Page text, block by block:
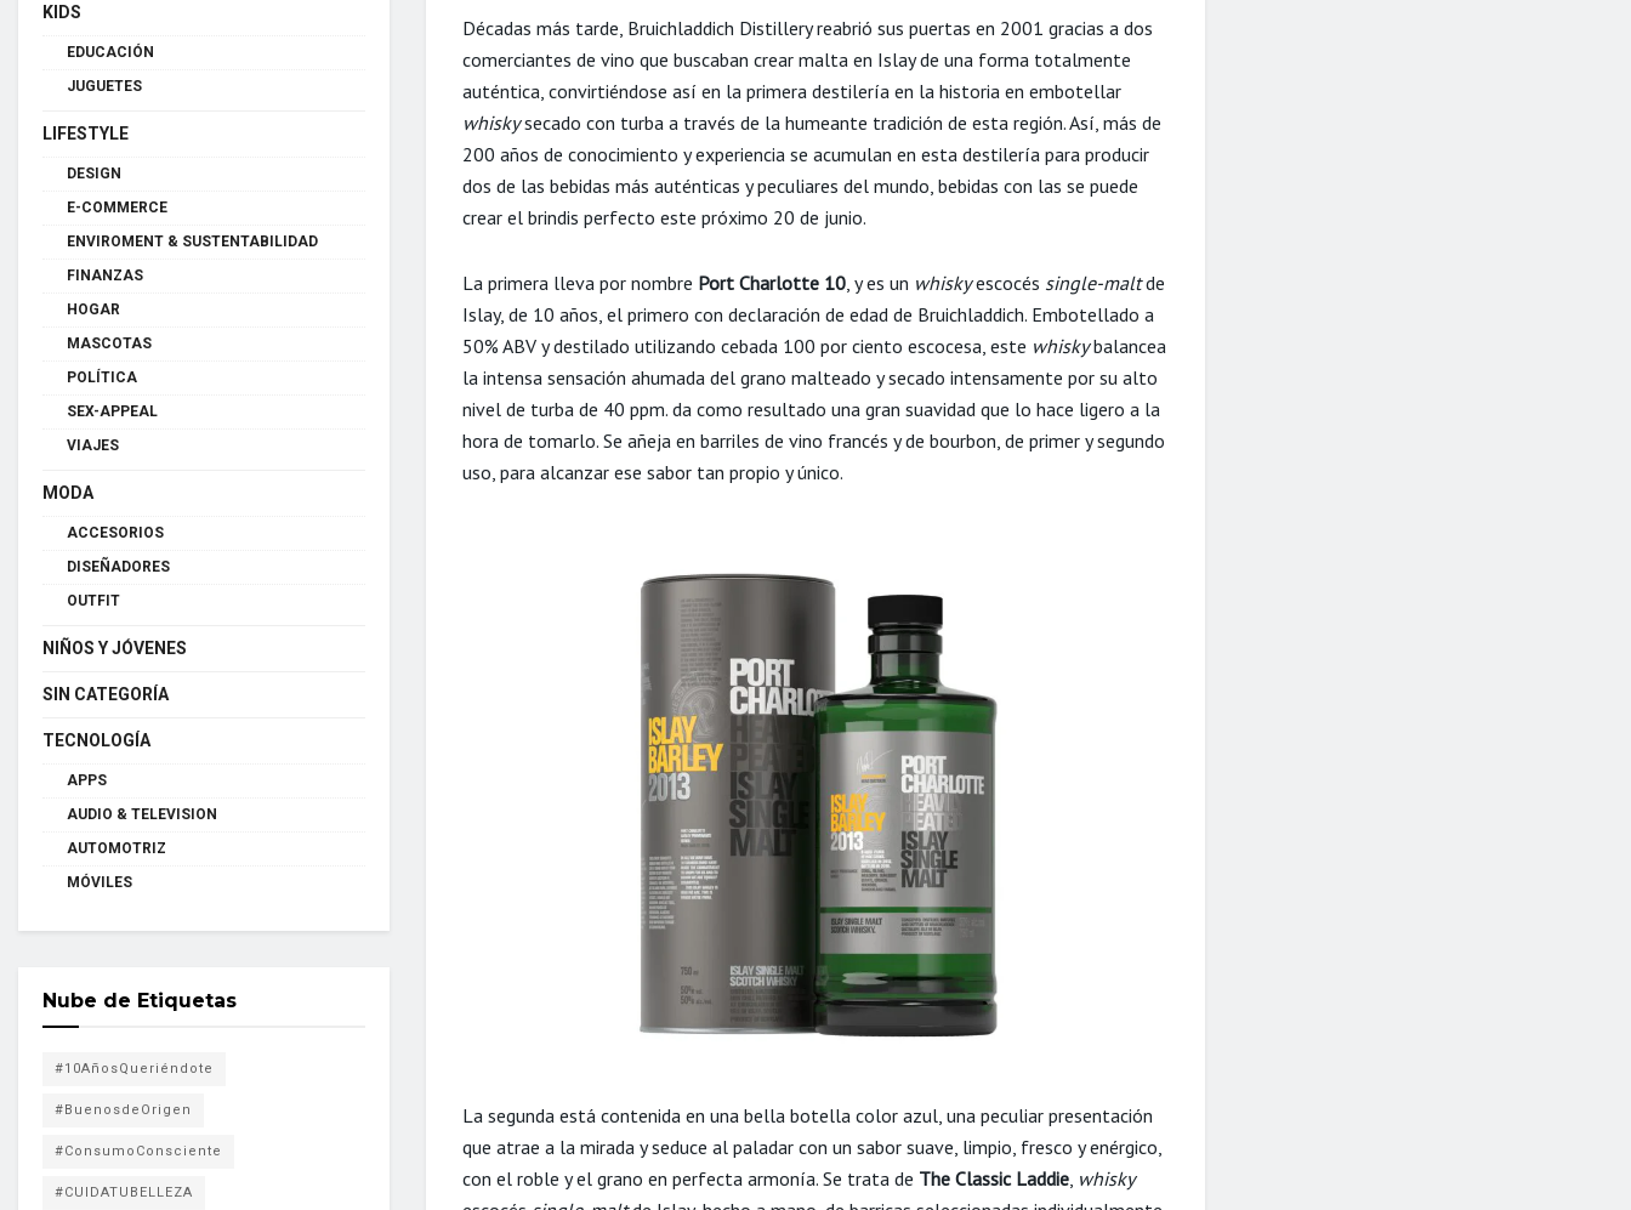
Décadas más tarde, Bruichladdich Distillery reabrió sus puertas en 2001 gracias a dos
comerciantes de vino que buscaban crear malta en Islay de una forma totalmente
auténtica, convirtiéndose así en la primera destilería en la historia en embotellar
whiskysecado con turba a través de la humeante tradición de esta región. Así, más de
200 años de conocimiento y experiencia se acumulan en esta destilería para producir
dos de las bebidas más auténticas y peculiares del mundo, bebidas con las se puede
crear el brindis perfecto este próximo 20 de junio.
La primera lleva por nombre Port Charlotte 10 , y es un whiskyescocés single-maltde
Islay, de 10 años, el primero con declaración de edad de Bruichladdich. Embotellado a
50% ABV y destilado utilizando cebada 100 por ciento escocesa, este whiskybalancea
la intensa sensación ahumada del grano malteado y secado intensamente por su alto
nivel de turba de 40 ppm. da como resultado una gran suavidad que lo hace ligero a la
hora de tomarlo. Se añeja en barriles de vino francés y de bourbon, de primer y segundo
uso, para alcanzar ese sabor tan propio y único.
La segunda está contenida en una bella botella color azul, una peculiar presentación
que atrae a la mirada y seduce al paladar con un sabor suave, limpio, fresco y enérgico,
con el roble y el grano en perfecta armonía. Se trata de The Classic Laddie, whisky
KIDS
EDUCACIÓN
JUGUETES
LIFESTYLE
DESIGN
E-COMMERCE
ENVIROMENT & SUSTENTABILIDAD
FINANZAS
HOGAR
MASCOTAS
POLÍTICA
SEX-APPEAL
VIAJES
MODA
ACCESORIOS
DISEÑADORES
OUTFIT
NIÑOS Y JÓVENES
SIN CATEGORÍA
TECNOLOGÍA
APPS
AUDIO & TELEVISION
AUTOMOTRIZ
MÓVILES
Nube de Etiquetas
#10AñosQueriéndote
#BuenosdeOrigen
#ConsumoConsciente
#CUIDATUBELLEZA